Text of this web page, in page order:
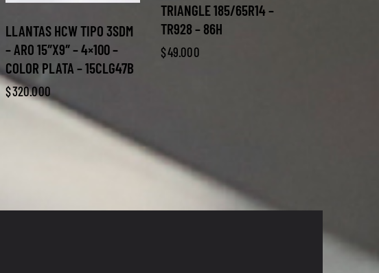
LLANTAS HCW TIPO 3SDM
– ARO 15″X9″ – 4×100 –
COLOR PLATA – 15CLG47B
$320.000
TRIANGLE 185/65R14 –
TR928 – 86H
$49.000